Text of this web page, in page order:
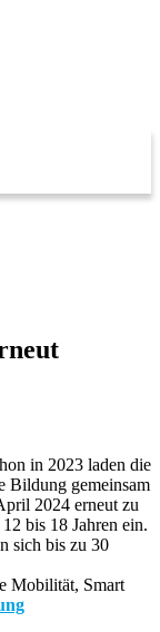
in 2023 laden die
Bildung gemeinsam
2024 erneut zu
bis 18 Jahren ein.
sich bis zu 30
Mobilität, Smart